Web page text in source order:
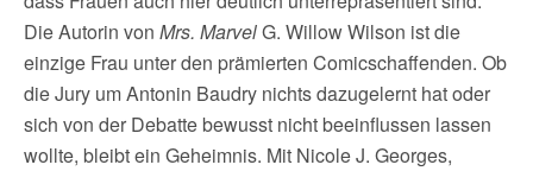
Die Autorin von Mrs. MarvelG. Willow Wilson ist die
einzige Frau unter den prämierten Comicschaffenden. Ob
die Jury um Antonin Baudry nichts dazugelernt hat oder
sich von der Debatte bewusst nicht beeinflussen lassen
wollte, bleibt ein Geheimnis. Mit Nicole J. Georges,